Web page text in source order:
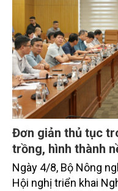
Đơn giản thủ tục
trồng, hình thành
Ngày 4/8, Bộ Nông
Hội nghị triển khai